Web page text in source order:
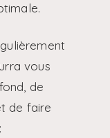
vous
de
de faire